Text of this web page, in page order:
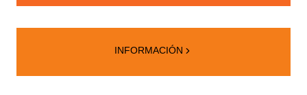
INFORMACIÓN